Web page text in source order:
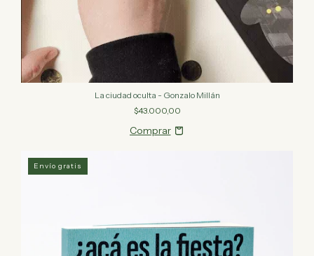
La ciudad oculta - Gonzalo Millán
$43.000,00
Envío gratis